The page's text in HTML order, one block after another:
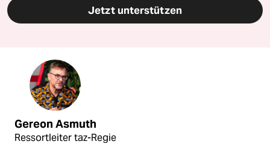
Jetzt unterstützen
Gereon Asmuth
Ressortleiter taz-Regie